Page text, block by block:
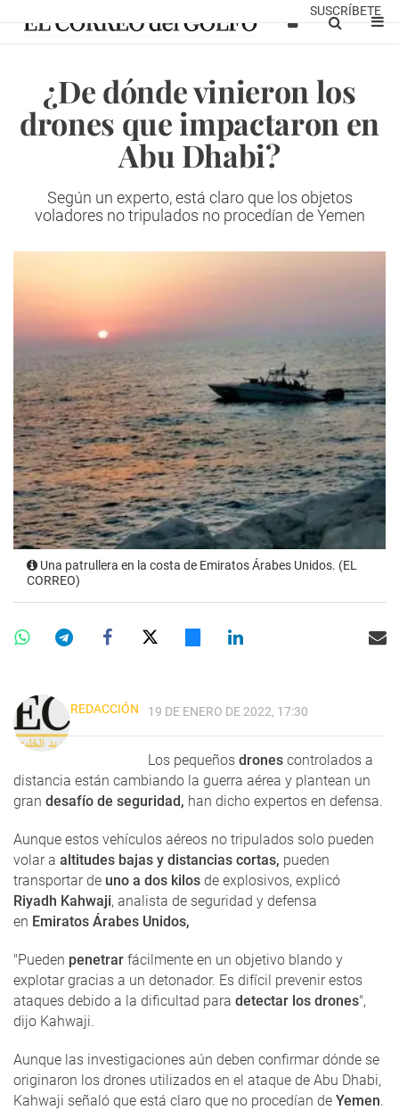
SUSCRÍBETE
¿De dónde vinieron los
drones que impactaron en
Abu Dhabi?
Según un experto, está claro que los objetos
voladores no tripulados no procedían de Yemen
Una patrullera en la costa de Emiratos Árabes Unidos. (EL
CORREO)
REDACCIÓN 19 DE ENERO DE 2022, 17:30
Los pequeños drones controlados a
distancia están cambiando la guerra aérea y plantean un
gran desafío de seguridad, han dicho expertos en defensa.
Aunque estos vehículos aéreos no tripulados solo pueden
volar a altitudes bajas y distancias cortas, pueden
transportar de uno a dos kilos de explosivos, explicó
Riyadh Kahwaji, analista de seguridad y defensa
en Emiratos Árabes Unidos,
"Pueden penetrar fácilmente en un objetivo blando y
explotar gracias a un detonador. Es difícil prevenir estos
ataques debido a la dificultad para detectar los drones",
dijo Kahwaji.
Aunque las investigaciones aún deben confirmar dónde se
originaron los drones utilizados en el ataque de Abu Dhabi,
Kahwaji señaló que está claro que no procedían de Yemen.